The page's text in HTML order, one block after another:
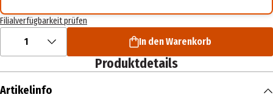
Filialverfügbarkeit prüfen
1 In den Warenkorb
Produktdetails
Artikelinfo